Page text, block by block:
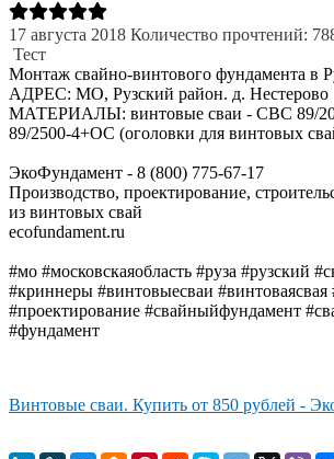
17 августа 2018 Количество прочтений:
Тест
Монтаж свайно-винтового фундамента в
АДРЕС: МО, Рузский район. д. Нестерово
МАТЕРИАЛЫ: винтовые сваи - СВС 89/
89/2500-4+ОС (оголовки для винтовых
ЭкоФундамент - 8 (800) 775-67-17
Производство, проектирование,
из винтовых свай
ecofundament.ru
#мо #московскаяобласть #руза #рузский
#криннеры #винтовыесваи #винтоваясвая
#проектирование #свайныйфундамент
#фундамент
Винтовые сваи. Купить от 850 рублей -